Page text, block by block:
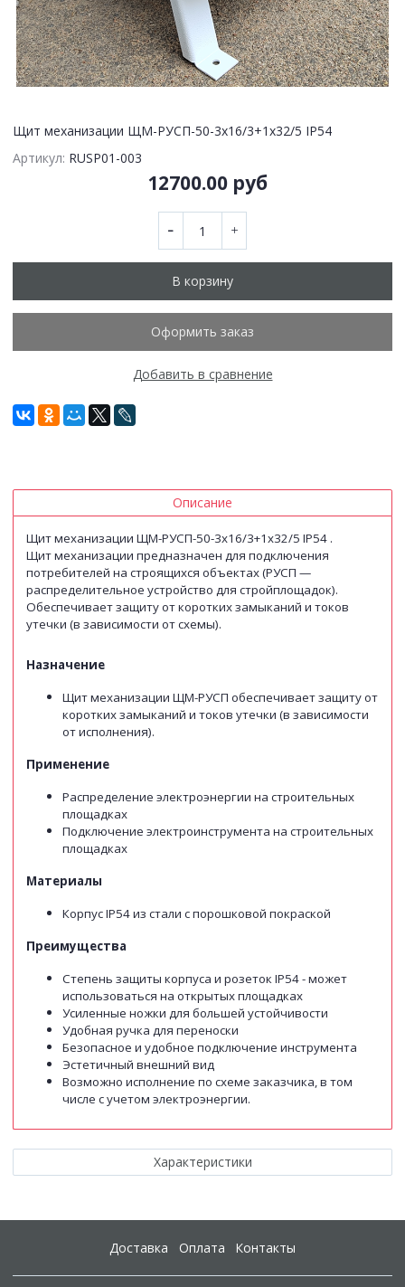
Щит механизации ЩМ-РУСП-50-3х16/3+1х32/5 IP54
Артикул: RUSP01-003
12700.00 руб
В корзину
Оформить заказ
Добавить в сравнение
Описание
Щит механизации ЩМ-РУСП-50-3х16/3+1х32/5 IP54 .
Щит механизации предназначен для подключения
потребителей на строящихся объектах (РУСП —
распределительное устройство для стройплощадок).
Обеспечивает защиту от коротких замыканий и токов
утечки (в зависимости от схемы).
Назначение
Щит механизации ЩМ-РУСП обеспечивает защиту от
коротких замыканий и токов утечки (в зависимости
от исполнения).
Применение
Распределение электроэнергии на строительных
площадках
Подключение электроинструмента на строительных
площадках
Материалы
Корпус IP54 из стали с порошковой покраской
Преимущества
Степень защиты корпуса и розеток IP54 - может
использоваться на открытых площадках
Усиленные ножки для большей устойчивости
Удобная ручка для переноски
Безопасное и удобное подключение инструмента
Эстетичный внешний вид
Возможно исполнение по схеме заказчика, в том
числе с учетом электроэнергии.
Характеристики
Доставка Оплата Контакты